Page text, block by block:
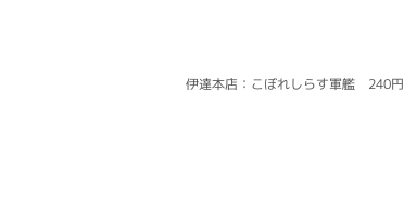
伊達本店：こぼれしらす軍艦 240円